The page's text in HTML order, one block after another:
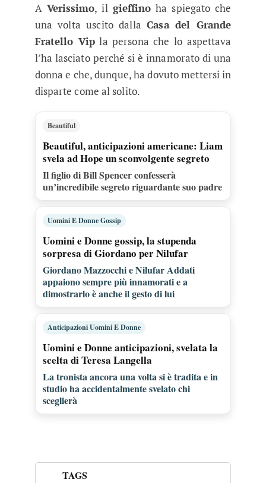
A Verissimo, il gieffino ha spiegato che
una volta uscito dallaCasa del Grande
Fratello Vip la persona che lo aspettava
l’ha lasciato perché si è innamorato di una
donna e che, dunque, ha dovuto mettersi in
disparte come al solito.
Beautiful
Beautiful, anticipazioni americane: Liam
svela ad Hope un sconvolgente segreto
Il figlio di Bill Spencer confesserà
un’incredibile segreto riguardante suo padre
Uomini E Donne Gossip
Uomini e Donne gossip, la stupenda
sorpresa di Giordano per Nilufar
Giordano Mazzocchi e Nilufar Addati
appaiono sempre più innamorati e a
dimostrarlo è anche il gesto di lui
Anticipazioni Uomini E Donne
Uomini e Donne anticipazioni, svelata la
scelta di Teresa Langella
La tronista ancora una volta si è tradita e in
studio ha accidentalmente svelato chi
sceglierà
TAGS